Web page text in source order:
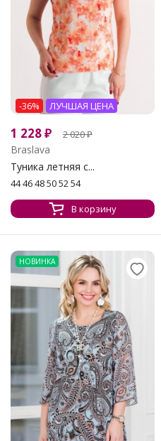
-36% ЛУЧШАЯ ЦЕНА
1 228₽ 2 020₽
Braslava
Туника летняя с...
44 46 48 50 52 54
В корзину
НОВИНКА